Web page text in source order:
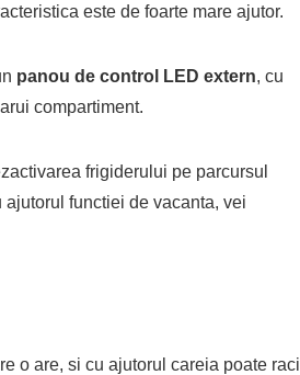
este de foarte mare ajutor.
panou de control LED extern, cu
compartiment.
frigiderului pe parcursul
functiei de vacanta, vei
o are, si cu ajutorul careia poate raci